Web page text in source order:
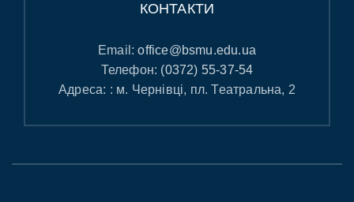
КОНТАКТИ
Email:office@bsmu.edu.ua
Телефон: (0372) 55-37-54
Адреса: : м. Чернівці, пл. Театральна, 2